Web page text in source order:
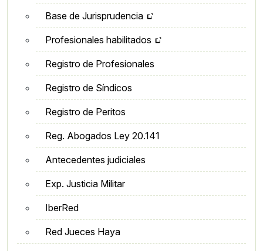
Base de Jurisprudencia
Profesionales habilitados
Registro de Profesionales
Registro de Síndicos
Registro de Peritos
Reg. Abogados Ley 20.141
Antecedentes judiciales
Exp. Justicia Militar
IberRed
Red Jueces Haya